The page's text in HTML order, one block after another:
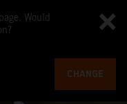
Would
CHANGE